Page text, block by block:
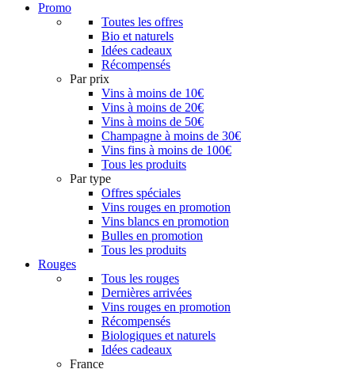
Promo
Toutes les offres
Bio et naturels
Idées cadeaux
Récompensés
Par prix
Vins à moins de 10€
Vins à moins de 20€
Vins à moins de 50€
Champagne à moins de 30€
Vins fins à moins de 100€
Tous les produits
Par type
Offres spéciales
Vins rouges en promotion
Vins blancs en promotion
Bulles en promotion
Tous les produits
Rouges
Tous les rouges
Dernières arrivées
Vins rouges en promotion
Récompensés
Biologiques et naturels
Idées cadeaux
France